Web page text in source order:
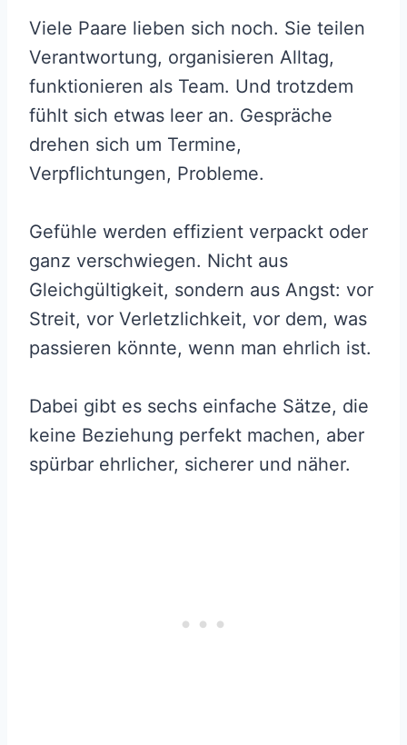
Viele Paare lieben sich noch. Sie teilen
Verantwortung, organisieren Alltag,
funktionieren als Team. Und trotzdem
fühlt sich etwas leer an. Gespräche
drehen sich um Termine,
Verpflichtungen, Probleme.
Gefühle werden effizient verpackt oder
ganz verschwiegen. Nicht aus
Gleichgültigkeit, sondern aus Angst: vor
Streit, vor Verletzlichkeit, vor dem, was
passieren könnte, wenn man ehrlich ist.
Dabei gibt es sechs einfache Sätze, die
keine Beziehung perfekt machen, aber
spürbar ehrlicher, sicherer und näher.